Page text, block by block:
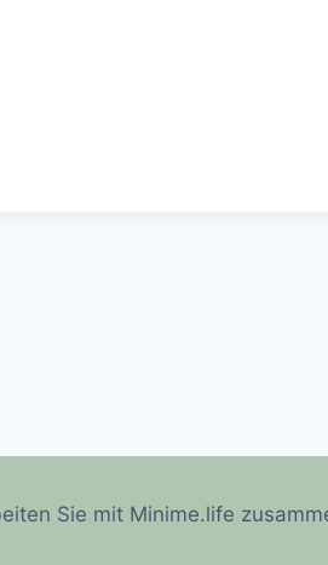
Sie mit Minime.life